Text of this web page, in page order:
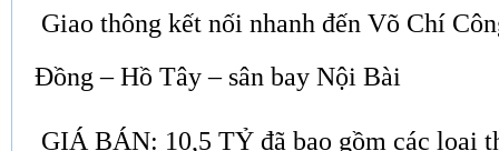
Giao thông kết nối nhanh đến Võ Chí
Đồng – Hồ Tây – sân bay Nội Bài
GIÁ BÁN: 10,5 TỶ đã bao gồm các loại